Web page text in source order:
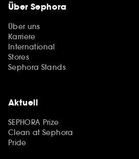
Über Sephora
Über uns
Karriere
International
Stores
Sephora Stands
Aktuell
SEPHORA Prize
Clean at Sephora
Pride